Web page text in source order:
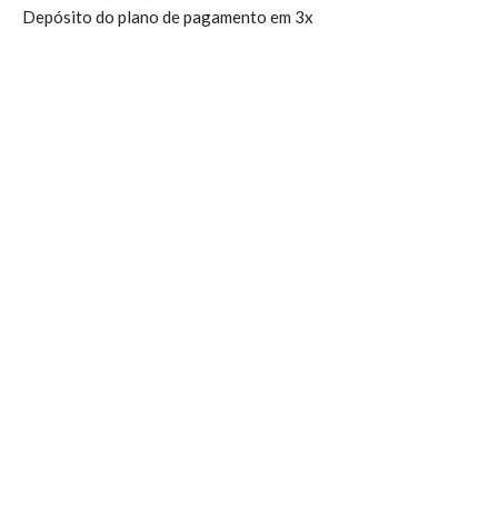
Depósito do plano de pagamento em 3x